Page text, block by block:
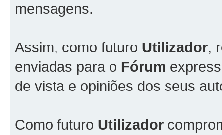
mensagens.
Assim, como futuro Utilizador,
enviadas para o Fórum
de vista e opiniões dos seus
Como futuro Utilizador